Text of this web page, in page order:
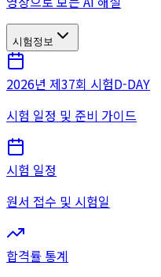
시험정보
2026년 제37회 시험D-DAY
시험 일정 및 준비 가이드
시험 일정
원서 접수 및 시험일
합격률 통계